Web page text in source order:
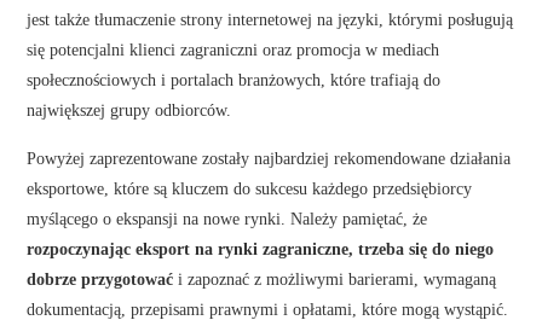
jest także tłumaczenie strony internetowej na języki, którymi posługują
się potencjalni klienci zagraniczni oraz promocja w mediach
społecznościowych i portalach branżowych, które trafiają do
największej grupy odbiorców.
Powyżej zaprezentowane zostały najbardziej rekomendowane działania
eksportowe, które są kluczem do sukcesu każdego przedsiębiorcy
myślącego o ekspansji na nowe rynki. Należy pamiętać, że
rozpoczynając eksport na rynki zagraniczne, trzeba się do niego
dobrze przygotować i zapoznać z możliwymi barierami, wymaganą
dokumentacją, przepisami prawnymi i opłatami, które mogą wystąpić.